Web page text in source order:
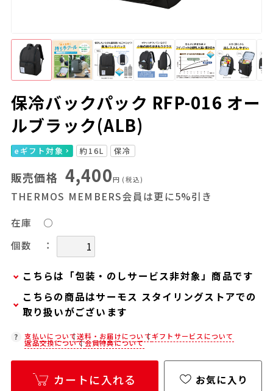
保冷バックパック RFP-016 オー
ルブラック(ALB)
eギフト対象 約16L 保冷
販売価格 4,400円 (税込)
THERMOS MEMBERS会員は更に5%引き
在庫
○
個数
：
こちらは「包装・のしサービス非対象」商品です
当商品は弊社でのお包みには対応しておりませ
ん。
お客様ご自身で包装する際にお使いいただけるギ
フト用品をご用意しておりますので、セルフラッ
ピング用のギフトバッグや手提げ袋が必要な場合
は、以下より合わせてご購入ください。
こちらの商品はサーモス スタイリングストアでの
取り扱いがございます
在庫状況につきましては、各店舗までお電話にて
ご確認ください。
店舗紹介ページ
支払いについて送料・お届けについてギフトサービスについて
返品交換について会員特典について
カートに入れる お気に入り